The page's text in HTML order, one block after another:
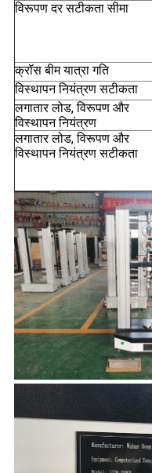
विरूपण दर सटीकता सीमा
क्रॉस बीम यात्रा गति
विस्थापन नियंत्रण सटीकता
लगातार लोड, विरूपण और
विस्थापन नियंत्रण
लगातार लोड, विरूपण और
विस्थापन नियंत्रण सटीकता